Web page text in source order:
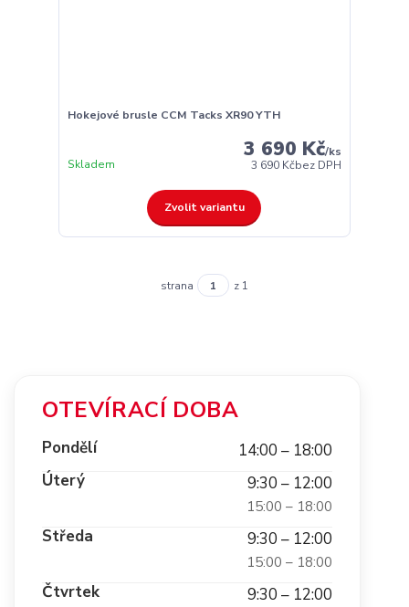
Hokejové brusle CCM Tacks XR90 YTH
3 690 Kč/ks
3 690 Kčbez DPH
Skladem
Zvolit variantu
strana z 1
OTEVÍRACÍ DOBA
Pondělí
14:00 – 18:00
Úterý
9:30 – 12:00
15:00 – 18:00
Středa 9:30 – 12:00
15:00 – 18:00
Čtvrtek 9:30 – 12:00